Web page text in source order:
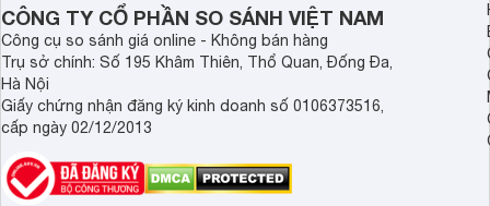
CÔNG TY CỔ PHẦN SO SÁNH VIỆT NAM
Công cụ so sánh giá online - Không bán hàng
Trụ sở chính: Số 195 Khâm Thiên, Thổ Quan, Đống Đa,
Hà Nội
Giấy chứng nhận đăng ký kinh doanh số 0106373516,
cấp ngày 02/12/2013